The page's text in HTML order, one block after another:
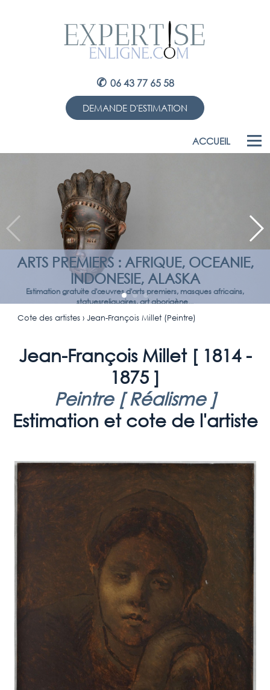
✆ 06 43 77 65 58
DEMANDE D'ESTIMATION
ACCUEIL
ARTS PREMIERS : AFRIQUE, OCEANIE,
INDONESIE, ALASKA
Estimation gratuite d'œuvres d'arts premiers, masques africains,
statuesreliquaires, art aborigène...
Cote des artistes› Jean-François Millet (Peintre)
Jean-François Millet [ 1814 -
1875 ]
Peintre [Réalisme]
Estimation et cote de l'artiste